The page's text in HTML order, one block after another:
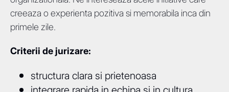
creeaza o experienta pozitiva si memorabila inca din
primele zile.
Criterii de jurizare:
structura clara si prietenoasa